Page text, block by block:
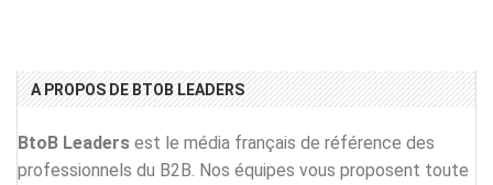
A PROPOS DE BTOB LEADERS
BtoB Leaders est le média français de référence des
professionnels du B2B. Nos équipes vous proposent toute